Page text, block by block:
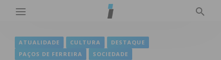
ATUALIDADE CULTURA
DESTAQUE
PAÇOS DE FERREIRA
SOCIEDADE